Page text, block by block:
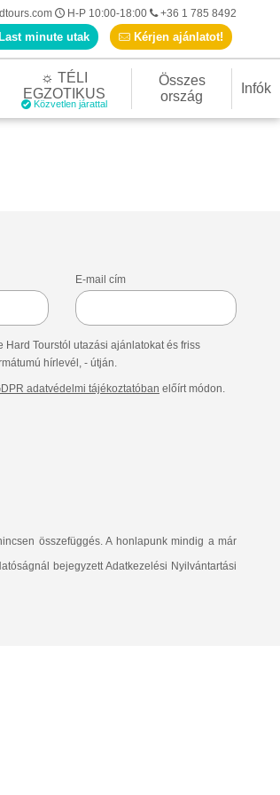
H-P 10:00-18:00
+36 1 785 8492
minute utak Kérjen ajánlatot!
☼ TÉLI
EGZOTIKUS
Közvetlen járattal
Összes
ország
Infók
E-mail cím
Tourstól utazási ajánlatokat és friss
hírlevél, - útján.
adatvédelmi tájékoztatóban előírt módon.
összefüggés. A honlapunk mindig a már
bejegyzett Adatkezelési Nyilvántartási